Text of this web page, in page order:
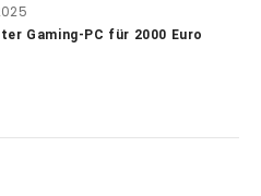
Gaming-PC für 2000 Euro